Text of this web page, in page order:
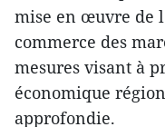
mise en œuvre de
commerce des
mesures visant à
économique
approfondie.